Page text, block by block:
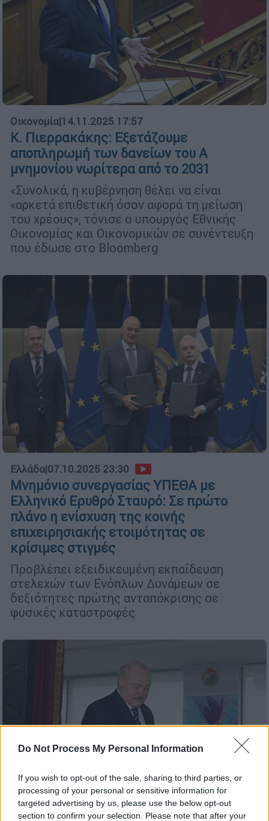
Do Not Process My Personal Information
If you wish to opt-out of the sale, sharing to third parties, or
processing of your personal or sensitive information for
targeted advertising by us, please use the below opt-out
section to confirm your selection. Please note that after your
Οικονομία|14.11.2025 17:57
Κ. Πιερρακάκης: Εξετάζουμε
αποπληρωμή των δανείων του Α
μνημονίου νωρίτερα από το 2031
«Συνολικά, η κυβέρνηση θέλει να είναι
«αρκετά επιθετική όσον αφορά τη μείωση
του χρέους», τόνισε ο υπουργός Εθνικής
Οικονομίας και Οικονομικών σε συνέντευξη
που έδωσε στο Bloomberg
Ελλάδα|07.10.2025 23:30
Μνημόνιο συνεργασίας ΥΠΕΘΑ με
Ελληνικό Ερυθρό Σταυρό: Σε πρώτο
πλάνο η ενίσχυση της κοινής
επιχειρησιακής ετοιμότητας σε
κρίσιμες στιγμές
Προβλέπει εξειδικευμένη εκπαίδευση
στελεχών των Ενόπλων Δυνάμεων σε
δεξιότητες πρώτης ανταπόκρισης σε
φυσικές καταστροφές